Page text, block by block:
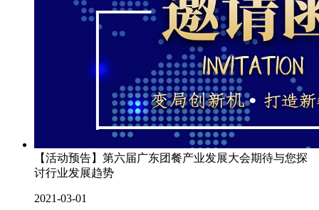
【活动预告】第六届广东团餐产业发展大会期待与您探
讨行业发展趋势
2021-03-01